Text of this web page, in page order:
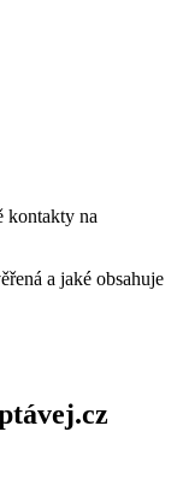
kontakty na
a jaké obsahuje